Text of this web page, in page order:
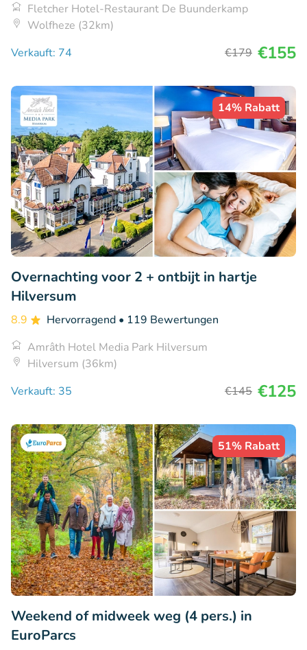
Fletcher Hotel-Restaurant De Buunderkamp
Wolfheze (32km)
Verkauft: 74
€179 €155
14% Rabatt
Overnachting voor 2 + ontbijt in hartje
Hilversum
8.9 Hervorragend • 119 Bewertungen
Amrâth Hotel Media Park Hilversum
Hilversum (36km)
Verkauft: 35
€145 €125
51% Rabatt
Weekend of midweek weg (4 pers.) in
EuroParcs